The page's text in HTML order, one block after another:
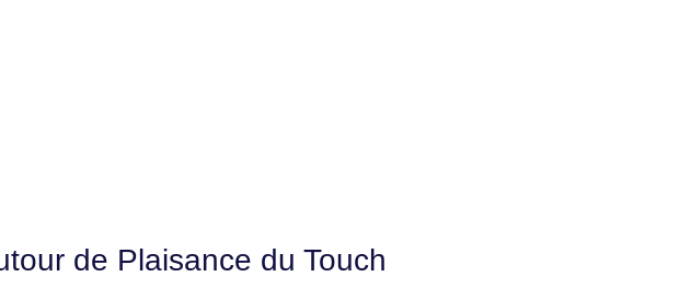
de Plaisance du Touch